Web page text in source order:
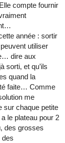
compte fournir
année : sortir
utiliser
dire aux
sorti, et qu’ils
quand la
faite… Comme
me
sur chaque petite
le plateau pour 2
des grosses
des